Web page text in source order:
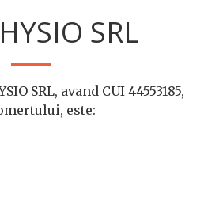
SRL
SRL, avand CUI 44553185,
este: